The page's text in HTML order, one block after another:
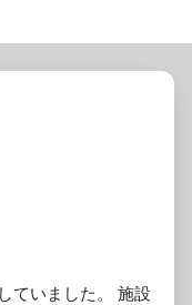
ていました。 施設